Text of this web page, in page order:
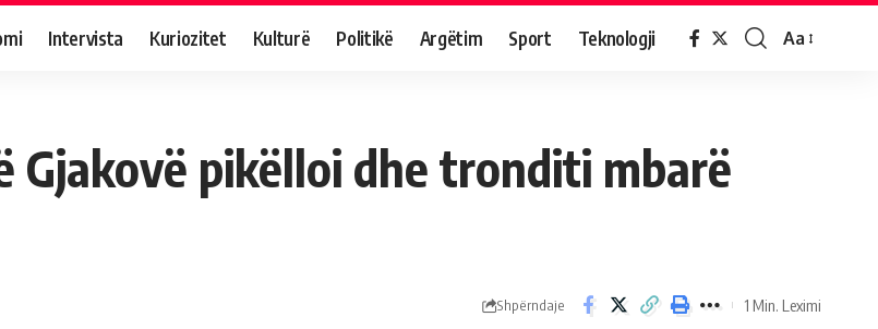
Intervista Kuriozitet Kulturë Politikë Argëtim Sport Teknologji Aa
pikëlloi dhe tronditi mbarë
Shpërndaje 1 Min. Leximi